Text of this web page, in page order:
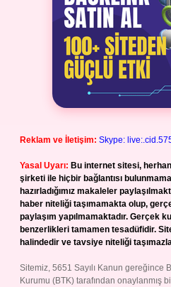
Reklam ve İletişim: Skype:
Yasal Uyarı: Bu internet sitesi,
şirketi ile hiçbir bağlantısı
hazırladığımız makaleler
haber niteliği taşımamakta olup,
paylaşım yapılmamaktadır. Gerçek
benzerlikleri tamamen tesadüfidir.
halindedir ve tavsiye niteliği
Sitemiz, 5651 Sayılı Kanun gereğince
Kurumu (BTK) tarafından onaylanmış